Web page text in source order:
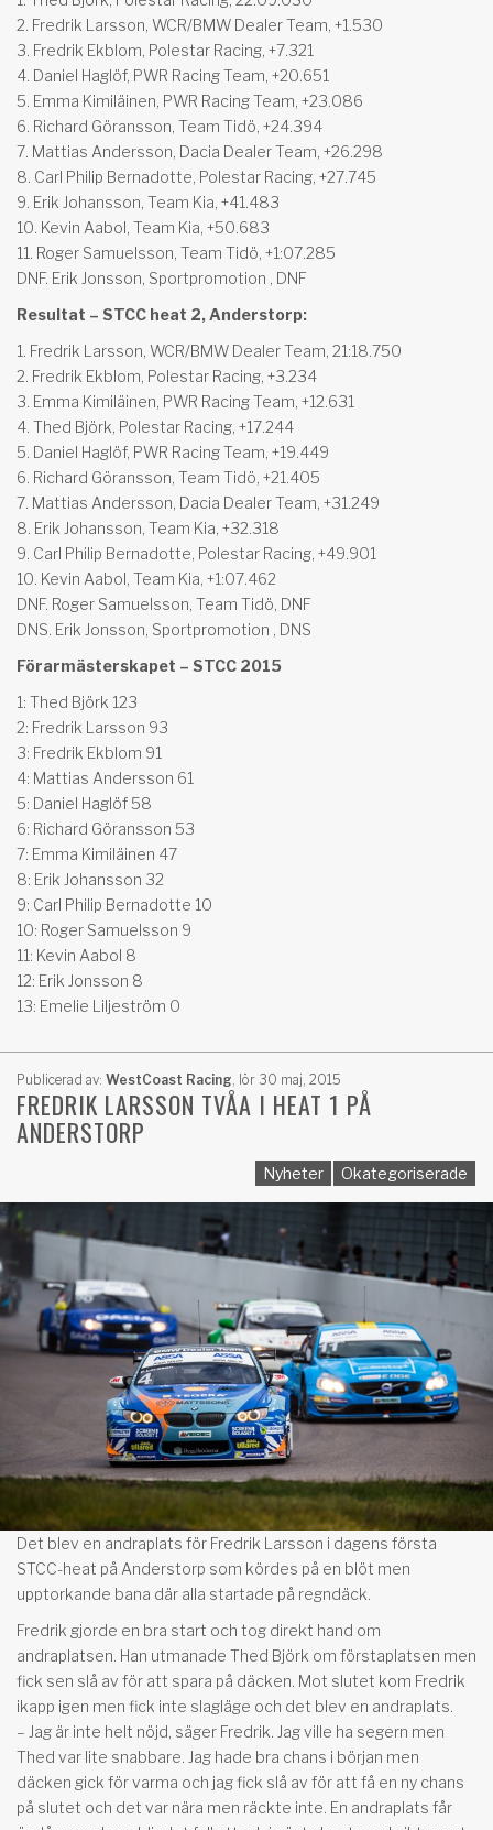
2. Fredrik Larsson, WCR/BMW Dealer Team, +1.530
3. Fredrik Ekblom, Polestar Racing, +7.321
4. Daniel Haglöf, PWR Racing Team, +20.651
5. Emma Kimiläinen, PWR Racing Team, +23.086
6. Richard Göransson, Team Tidö, +24.394
7. Mattias Andersson, Dacia Dealer Team, +26.298
8. Carl Philip Bernadotte, Polestar Racing, +27.745
9. Erik Johansson, Team Kia, +41.483
10. Kevin Aabol, Team Kia, +50.683
11. Roger Samuelsson, Team Tidö, +1:07.285
DNF. Erik Jonsson, Sportpromotion , DNF
Resultat – STCC heat 2, Anderstorp:
1. Fredrik Larsson, WCR/BMW Dealer Team, 21:18.750
2. Fredrik Ekblom, Polestar Racing, +3.234
3. Emma Kimiläinen, PWR Racing Team, +12.631
4. Thed Björk, Polestar Racing, +17.244
5. Daniel Haglöf, PWR Racing Team, +19.449
6. Richard Göransson, Team Tidö, +21.405
7. Mattias Andersson, Dacia Dealer Team, +31.249
8. Erik Johansson, Team Kia, +32.318
9. Carl Philip Bernadotte, Polestar Racing, +49.901
10. Kevin Aabol, Team Kia, +1:07.462
DNF. Roger Samuelsson, Team Tidö, DNF
DNS. Erik Jonsson, Sportpromotion , DNS
Förarmästerskapet – STCC 2015
1: Thed Björk 123
2: Fredrik Larsson 93
3: Fredrik Ekblom 91
4: Mattias Andersson 61
5: Daniel Haglöf 58
6: Richard Göransson 53
7: Emma Kimiläinen 47
8: Erik Johansson 32
9: Carl Philip Bernadotte 10
10: Roger Samuelsson 9
11: Kevin Aabol 8
12: Erik Jonsson 8
13: Emelie Liljeström 0
Publicerad av: WestCoast Racing lör 30 maj, 2015
FREDRIK LARSSON TVÅA I HEAT 1 PÅ
ANDERSTORP
Nyheter Okategoriserade
Det blev en andraplats för Fredrik Larsson i dagens första
STCC-heat på Anderstorp som kördes på en blöt men
upptorkande bana där alla startade på regndäck.
Fredrik gjorde en bra start och tog direkt hand om
andraplatsen. Han utmanade Thed Björk om förstaplatsen men
fick sen slå av för att spara på däcken. Mot slutet kom Fredrik
ikapp igen men fick inte slagläge och det blev en andraplats.
– Jag är inte helt nöjd, säger Fredrik. Jag ville ha segern men
Thed var lite snabbare. Jag hade bra chans i början men
däcken gick för varma och jag fick slå av för att få en ny chans
på slutet och det var nära men räckte inte. En andraplats får